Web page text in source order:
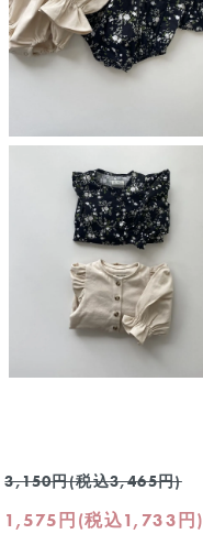
3,150円(税込3,465円)
1,575円(税込1,733円)